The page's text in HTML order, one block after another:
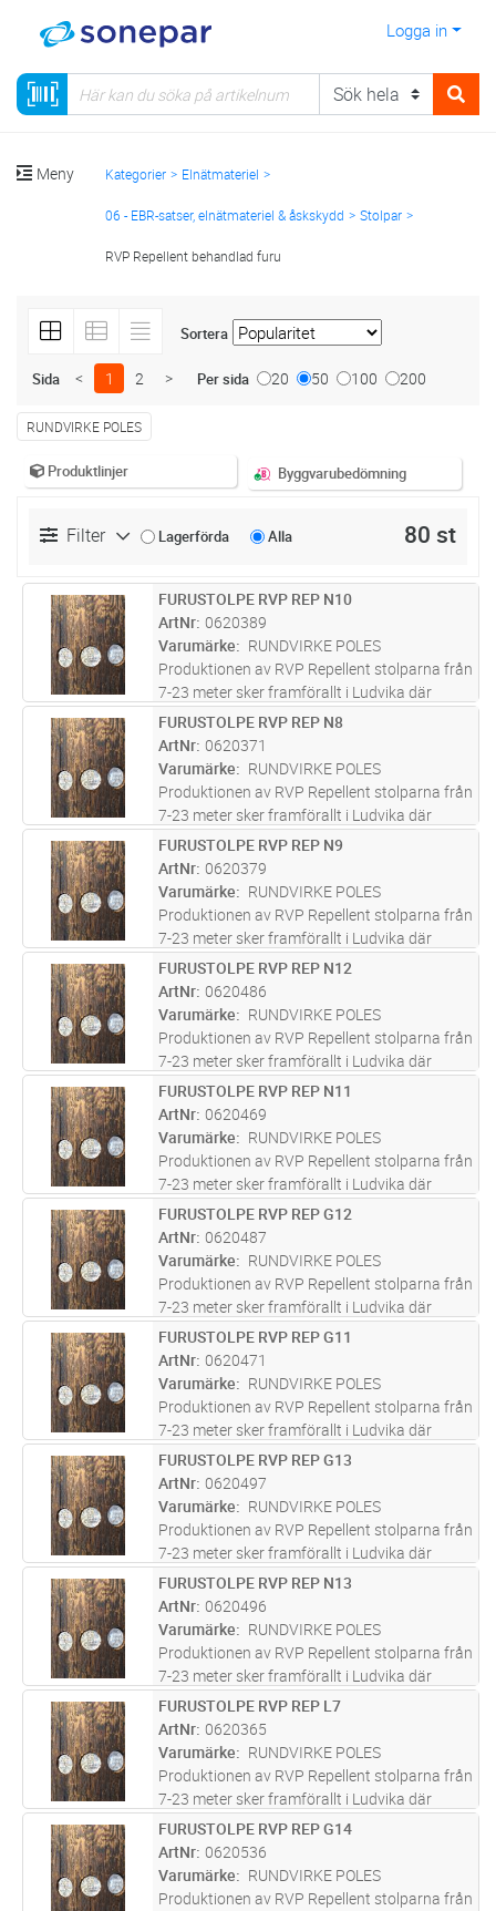
Logga in
Meny Kategorier Elnätmateriel
06 - EBR-satser, elnätmateriel & åskskydd Stolpar
RVP Repellent behandlad furu
Sortera
Sida < 1 2 > Per sida 20 50 100 200
RUNDVIRKE POLES
Produktlinjer Byggvarubedömning
Filter Lagerförda Alla 80 st
ST Lägg i kundvagn
FURUSTOLPE RVP REP N10
ArtNr 0620389
Varumärke
RUNDVIRKE POLES
Produktionen av RVP Repellent stolparna från
7-23 meter sker framförallt i Ludvika där
företaget bedrivit verksamhet i över 100 år
och varit med om att bygga upp svensk
infrastruktur. Furustolparna s ...läs mer
ST Lägg i kundvagn
FURUSTOLPE RVP REP N8
ArtNr 0620371
Varumärke
RUNDVIRKE POLES
Produktionen av RVP Repellent stolparna från
7-23 meter sker framförallt i Ludvika där
företaget bedrivit verksamhet i över 100 år
och varit med om att bygga upp svensk
infrastruktur. Furustolparna s ...läs mer
ST Lägg i kundvagn
FURUSTOLPE RVP REP N9
ArtNr 0620379
Varumärke
RUNDVIRKE POLES
Produktionen av RVP Repellent stolparna från
7-23 meter sker framförallt i Ludvika där
företaget bedrivit verksamhet i över 100 år
och varit med om att bygga upp svensk
infrastruktur. Furustolparna s ...läs mer
ST Lägg i kundvagn
FURUSTOLPE RVP REP N12
ArtNr 0620486
Varumärke
RUNDVIRKE POLES
Produktionen av RVP Repellent stolparna från
7-23 meter sker framförallt i Ludvika där
företaget bedrivit verksamhet i över 100 år
och varit med om att bygga upp svensk
infrastruktur. Furustolparna s ...läs mer
ST Lägg i kundvagn
FURUSTOLPE RVP REP N11
ArtNr 0620469
Varumärke
RUNDVIRKE POLES
Produktionen av RVP Repellent stolparna från
7-23 meter sker framförallt i Ludvika där
företaget bedrivit verksamhet i över 100 år
och varit med om att bygga upp svensk
infrastruktur. Furustolparna s ...läs mer
ST Lägg i kundvagn
FURUSTOLPE RVP REP G12
ArtNr 0620487
Varumärke
RUNDVIRKE POLES
Produktionen av RVP Repellent stolparna från
7-23 meter sker framförallt i Ludvika där
företaget bedrivit verksamhet i över 100 år
och varit med om att bygga upp svensk
infrastruktur. Furustolparna s ...läs mer
ST Lägg i kundvagn
FURUSTOLPE RVP REP G11
ArtNr 0620471
Varumärke
RUNDVIRKE POLES
Produktionen av RVP Repellent stolparna från
7-23 meter sker framförallt i Ludvika där
företaget bedrivit verksamhet i över 100 år
och varit med om att bygga upp svensk
infrastruktur. Furustolparna s ...läs mer
ST Lägg i kundvagn
FURUSTOLPE RVP REP G13
ArtNr 0620497
Varumärke
RUNDVIRKE POLES
Produktionen av RVP Repellent stolparna från
7-23 meter sker framförallt i Ludvika där
företaget bedrivit verksamhet i över 100 år
och varit med om att bygga upp svensk
infrastruktur. Furustolparna s ...läs mer
ST Lägg i kundvagn
FURUSTOLPE RVP REP N13
ArtNr 0620496
Varumärke
RUNDVIRKE POLES
Produktionen av RVP Repellent stolparna från
7-23 meter sker framförallt i Ludvika där
företaget bedrivit verksamhet i över 100 år
och varit med om att bygga upp svensk
infrastruktur. Furustolparna s ...läs mer
ST Lägg i kundvagn
FURUSTOLPE RVP REP L7
ArtNr 0620365
Varumärke
RUNDVIRKE POLES
Produktionen av RVP Repellent stolparna från
7-23 meter sker framförallt i Ludvika där
företaget bedrivit verksamhet i över 100 år
och varit med om att bygga upp svensk
infrastruktur. Furustolparna s ...läs mer
ST Lägg i kundvagn
FURUSTOLPE RVP REP G14
ArtNr 0620536
Varumärke
RUNDVIRKE POLES
Produktionen av RVP Repellent stolparna från